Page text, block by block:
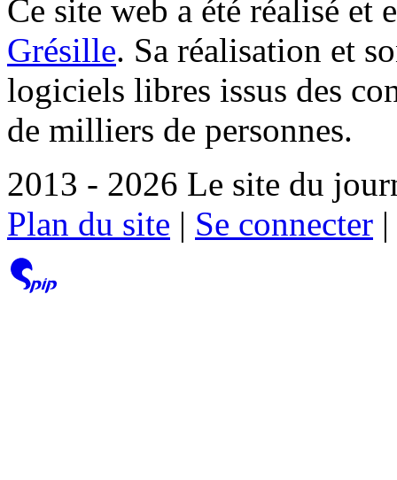
Ce site web a été réalisé et
Grésille. Sa réalisation et
logiciels libres issus des
de milliers de personnes.
2013 - 2026 Le site du
Plan du site | Se connecter |